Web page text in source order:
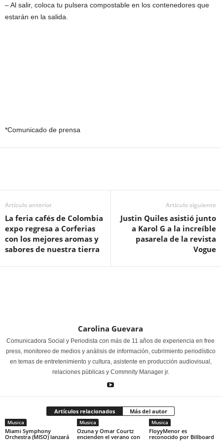
– Al salir, coloca tu pulsera compostable en los contenedores que
estarán en la salida.
*Comunicado de prensa
Artículo anterior
La feria cafés de Colombia
expo regresa a Corferias
con los mejores aromas y
sabores de nuestra tierra
Artículo siguiente
Justin Quiles asistió junto
a Karol G a la increíble
pasarela de la revista
Vogue
Carolina Guevara
Comunicadora Social y Periodista con más de 11 años de experiencia en free
press, monitoreo de medios y análisis de información, cubrimiento periodístico
en temas de entretenimiento y cultura, asistente en producción audiovisual,
relaciones públicas y Commnity Manager jr.
Artículos relacionados Más del autor
Musica
Miami Symphony
Orchestra (MISO) lanzará
Musica
Ozuna y Omar Courtz
encienden el verano con
Musica
FloyyMenor es
reconocido por Billboard